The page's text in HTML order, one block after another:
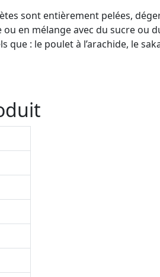
sont entièrement pelées,
en mélange avec du sucre ou
: le poulet à l’arachide, le